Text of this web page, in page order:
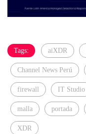
Tags: aiXDR
Channel News Perú
firewall IT Studio
malla portada
XDR